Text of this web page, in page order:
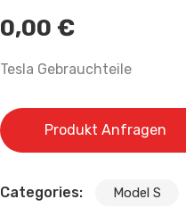
0,00 €
Tesla Gebrauchteile
Produkt Anfragen
Categories: Model S